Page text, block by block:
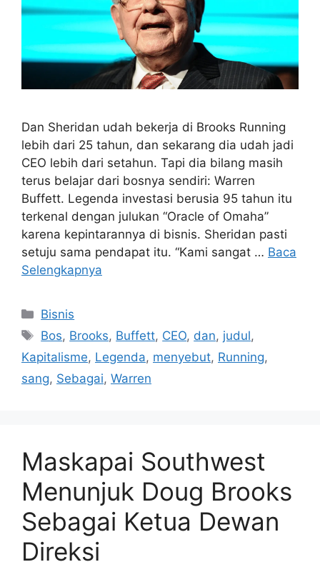
Dan Sheridan udah bekerja di Brooks Running
lebih dari 25 tahun, dan sekarang dia udah jadi
CEO lebih dari setahun. Tapi dia bilang masih
terus belajar dari bosnya sendiri: Warren
Buffett. Legenda investasi berusia 95 tahun itu
terkenal dengan julukan “Oracle of Omaha”
karena kepintarannya di bisnis. Sheridan pasti
setuju sama pendapat itu. “Kami sangat … Baca
Selengkapnya
Kategori
Bisnis
Tag
Bos, Brooks, Buffett, CEO, dan, judul,
Kapitalisme, Legenda, menyebut, Running,
sang, Sebagai, Warren
Maskapai Southwest
Menunjuk Doug Brooks
Sebagai Ketua Dewan
Direksi